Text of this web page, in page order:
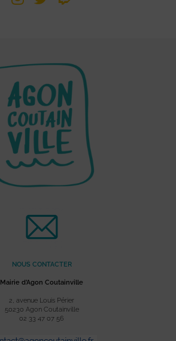
NOUS CONTACTER
Mairie d’Agon Coutainville
2, avenue Louis Périer
50230 Agon Coutainville
02 33 47 07 56